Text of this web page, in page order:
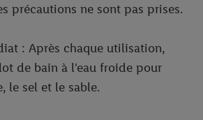
précautions ne sont pas prises.
: Après chaque utilisation,
de bain à l'eau froide pour
le sel et le sable.